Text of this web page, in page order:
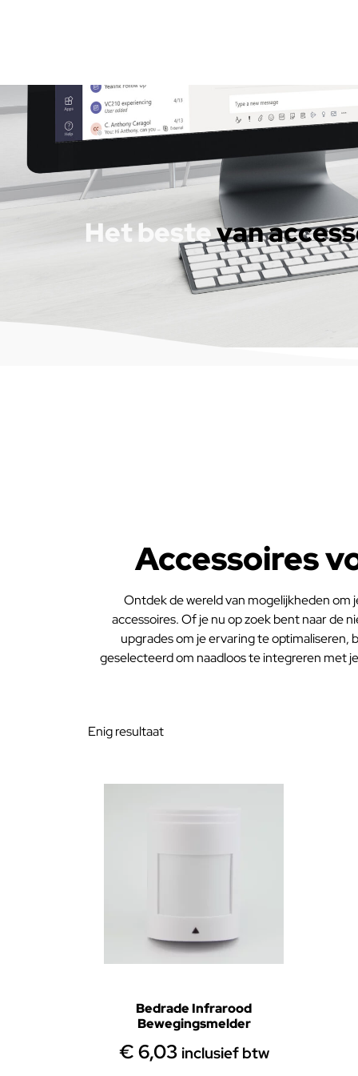
Het bestevan
Accessoires
Ontdek de wereld van mogelijkheden om
accessoires. Of je nu op zoek bent naar de
upgrades om je ervaring te optimaliseren,
geselecteerd om naadloos te integreren met
Enig resultaat
Bedrade Infrarood
Bewegingsmelder
€6,03 inclusief btw